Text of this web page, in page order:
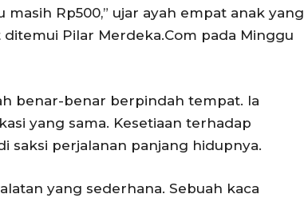
Rp500,” ujar ayah empat anak yang
Pilar Merdeka.Com pada Minggu
benar-benar berpindah tempat. Ia
yang sama. Kesetiaan terhadap
saksi perjalanan panjang hidupnya.
yang sederhana. Sebuah kaca